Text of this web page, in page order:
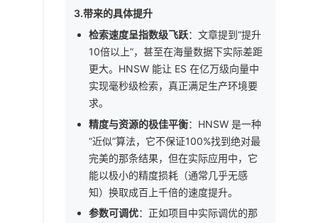
3.带来的具体提升
检索速度呈指数级飞跃：文章提到“提升
10倍以上”，甚至在海量数据下实际差距
更大。HNSW 能让 ES 在亿万级向量中
实现毫秒级检索，真正满足生产环境要
求。
精度与资源的极佳平衡：HNSW 是一种
“近似”算法，它不保证100%找到绝对最
完美的那条结果，但在实际应用中，它
能以极小的精度损耗（通常几乎无感
知）换取成百上千倍的速度提升。
参数可调优：正如项目中实际调优的那